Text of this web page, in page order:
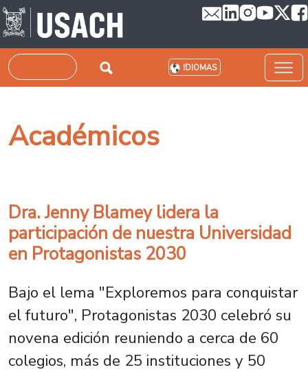
Pasar al contenido principal
Buscar IDIOMAS
Académicos
Dra. Jenny Blamey lidera la
participación de nuestra Universidad
en Protagonistas 2030
Bajo el lema "Exploremos para conquistar
el futuro", Protagonistas 2030 celebró su
novena edición reuniendo a cerca de 60
colegios, más de 25 instituciones y 50